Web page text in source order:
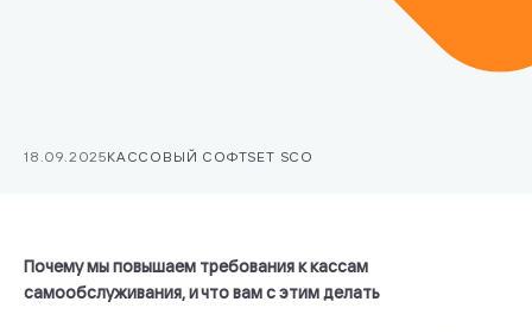
18.09.2025КАССОВЫЙ СОФТSET SCO
Почему мы повышаем требования к кассам
самообслуживания, и что вам с этим делать